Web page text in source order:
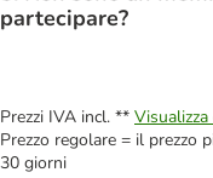
partecipare?
Prezzi IVA incl. **
Prezzo regolare = il prezzo
30 giorni